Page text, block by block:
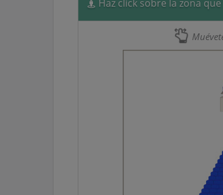
Haz click sobre la zona